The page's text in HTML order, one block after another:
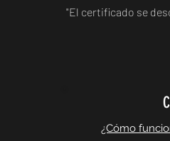
"El certificado se
¿Cómo